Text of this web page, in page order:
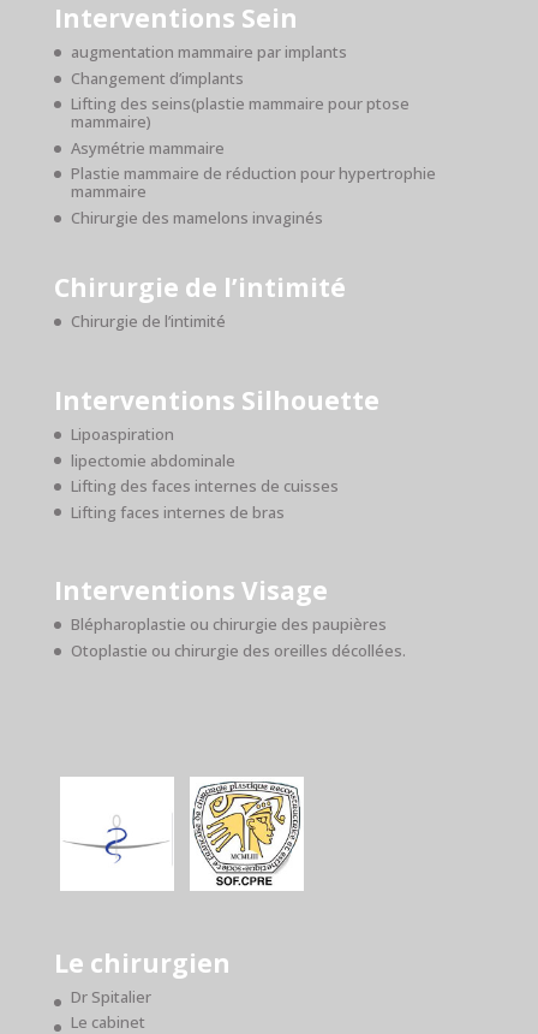
Interventions Sein
augmentation mammaire par implants
Changement d’implants
Lifting des seins(plastie mammaire pour ptose
mammaire)
Asymétrie mammaire
Plastie mammaire de réduction pour hypertrophie
mammaire
Chirurgie des mamelons invaginés
Chirurgie de l’intimité
Chirurgie de l’intimité
Interventions Silhouette
Lipoaspiration
lipectomie abdominale
Lifting des faces internes de cuisses
Lifting faces internes de bras
Interventions Visage
Blépharoplastie ou chirurgie des paupières
Otoplastie ou chirurgie des oreilles décollées.
Le chirurgien
Dr Spitalier
Le cabinet